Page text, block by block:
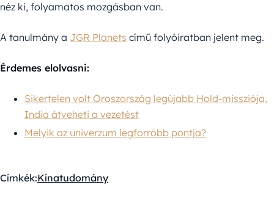
néz ki, folyamatos mozgásban van.
A tanulmány a JGR Planets című folyóiratban jelent meg.
Érdemes elolvasni:
Sikertelen volt Oroszország legújabb Hold-missziója,
India átveheti a vezetést
Melyik az univerzum legforróbb pontja?
Címkék:Kínatudomány